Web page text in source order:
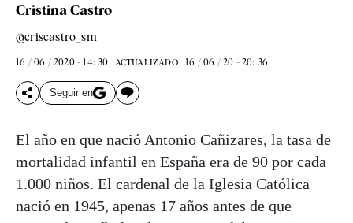
Cristina Castro
@criscastro_sm
16 / 06 / 2020 - 14: 30 ACTUALIZADO 16 / 06 / 20 - 20: 36
Seguir en
El año en que nació Antonio Cañizares, la tasa de
mortalidad infantil en España era de 90 por cada
1.000 niños. El cardenal de la Iglesia Católica
nació en 1945, apenas 17 años antes de que